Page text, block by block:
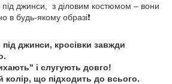
під джинси, з діловим костюмом – вони
в будь-якому образі❗
джинси, кросівки завжди
і слугують довго!
колір, що підходить до всього.